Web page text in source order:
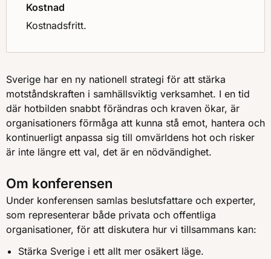
Kostnad
Kostnadsfritt.
Sverige har en ny nationell strategi för att stärka
motståndskraften i samhällsviktig verksamhet. I en tid
där hotbilden snabbt förändras och kraven ökar, är
organisationers förmåga att kunna stå emot, hantera och
kontinuerligt anpassa sig till omvärldens hot och risker
är inte längre ett val, det är en nödvändighet.
Om konferensen
Under konferensen samlas beslutsfattare och experter,
som representerar både privata och offentliga
organisationer, för att diskutera hur vi tillsammans kan:
Stärka Sverige i ett allt mer osäkert läge.